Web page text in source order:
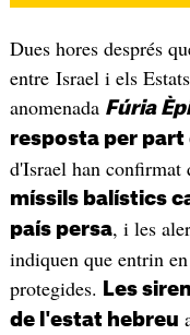
Dues hores després
entre Israel i els
anomenada Fúria
resposta per part
d'Israel han confirmat
míssils balístics
país persa, i les
indiquen que entrin
protegides.
Les
de l'estat hebreu